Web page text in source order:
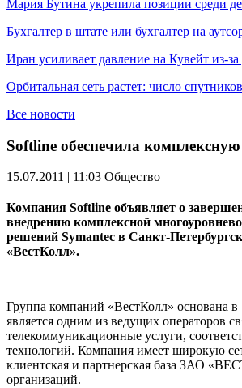
Мария Бутина укрепила позиции среди
Бухгалтер в штате или бухгалтер на
Иран усиливает давление на Кувейт из-
Орбитальная сеть растет: число
Все новости
Softline обеспечила
15.07.2011 | 11:03 Общество
Компания Softline объявляет о
внедрению комплексной
решений Symantec в Санкт-
«ВестКолл».
Группа компаний «ВестКолл» основана
является одним из ведущих операторов
телекоммуникационные услуги,
технологий. Компания имеет широкую
клиентская и партнерская база ЗАО
организаций.